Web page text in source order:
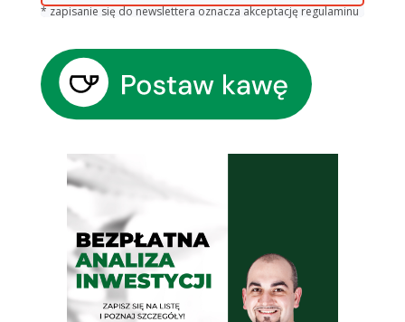
* zapisanie się do newslettera oznacza akceptację regulaminu